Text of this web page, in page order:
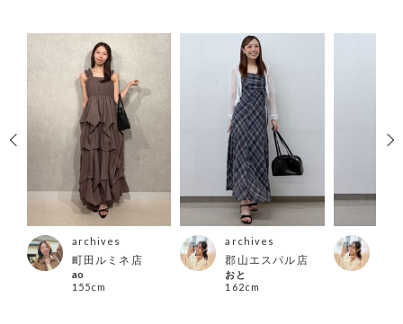
archives
町田ルミネ店
ao
155cm
archives
郡山エスパル店
おと
162cm